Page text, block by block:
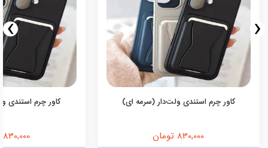
کاور چرم استندی ولت‌دار (سرمه ای)
830,000 تومان
کاور چرم استندی
830,000 تومان
‹
›